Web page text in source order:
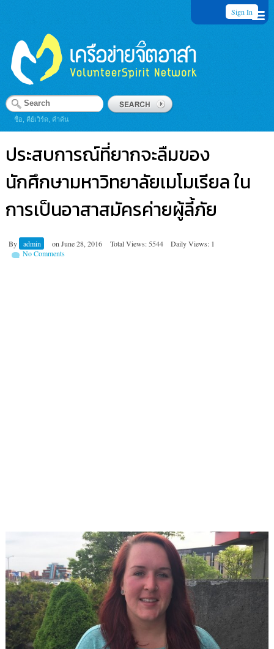
Sign In
ชื่อ, คีย์เวิร์ด, คำค้น
ประสบการณ์ที่ยากจะลืมของ
นักศึกษามหาวิทยาลัยเมโมเรียล ใน
การเป็นอาสาสมัครค่ายผู้ลี้ภัย
By admin on June 28, 2016 Total Views: 5544
Daily Views: 1
No Comments